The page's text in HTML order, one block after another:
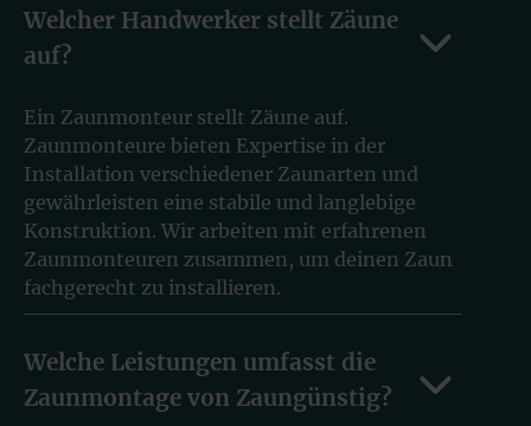
Welcher Handwerker stellt Zäune
auf?
Ein Zaunmonteur stellt Zäune auf.
Zaunmonteure bieten Expertise in der
Installation verschiedener Zaunarten und
gewährleisten eine stabile und langlebige
Konstruktion. Wir arbeiten mit erfahrenen
Zaunmonteuren zusammen, um deinen Zaun
fachgerecht zu installieren.
Welche Leistungen umfasst die
Zaunmontage von Zaungünstig?